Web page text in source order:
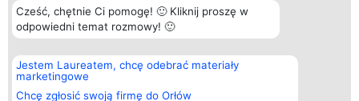
Cześć, chętnie Ci pomogę! 🙂 Kliknij proszę w
odpowiedni temat rozmowy! 🙂
Jestem Laureatem, chcę odebrać materiały
marketingowe
Chcę zgłosić swoją firmę do Orłów
Organizator plebiscytu
Bright Side Solutions sp. z o.
o. sp. k.
ul. Ruska 22
Plebiscyt
Laureaci
wszystkich
Kontakt
Kontakt